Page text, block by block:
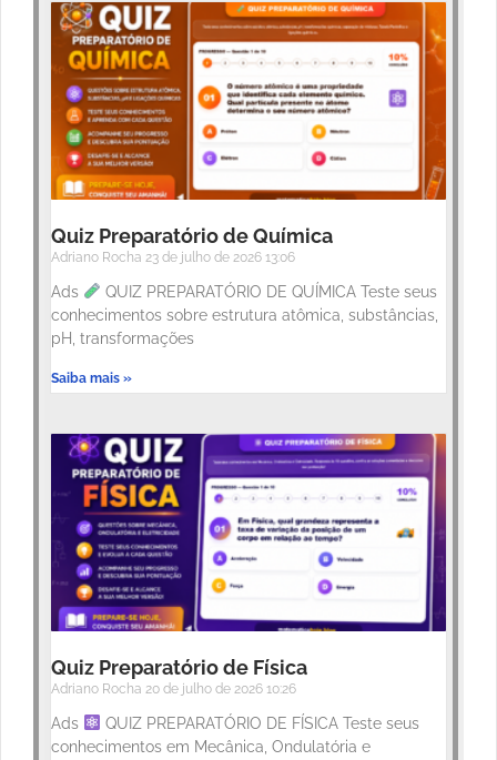
Quiz Preparatório de Química
Adriano Rocha 23 de julho de 2026 13:06
Ads
QUIZ PREPARATÓRIO DE QUÍMICA Teste seus
conhecimentos sobre estrutura atômica, substâncias,
pH, transformações
Saiba mais »
Quiz Preparatório de Física
Adriano Rocha 20 de julho de 2026 10:26
Ads
QUIZ PREPARATÓRIO DE FÍSICA Teste seus
conhecimentos em Mecânica, Ondulatória e